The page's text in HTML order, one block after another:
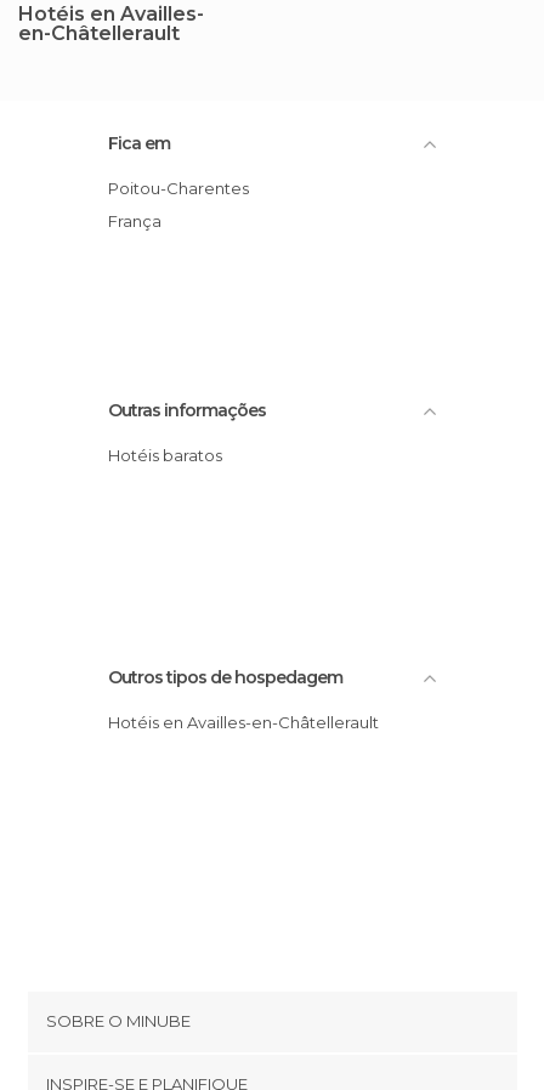
Hotéis en Availles-
en-Châtellerault
Fica em
Poitou-Charentes
França
Outras informações
Hotéis baratos
Outros tipos de hospedagem
Hotéis en Availles-en-Châtellerault
SOBRE O MINUBE
INSPIRE-SE E PLANIFIQUE